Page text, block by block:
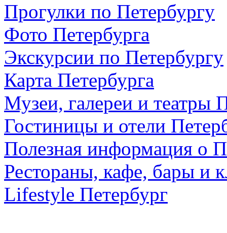
Прогулки по Петербургу
Фото Петербурга
Экскурсии по Петербургу
Карта Петербурга
Музеи, галереи и театры
Гостиницы и отели
Полезная информация о
Рестораны, кафе, бары и
Lifestyle Петербург